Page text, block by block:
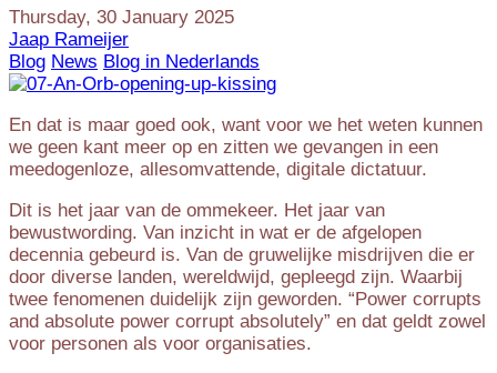
Thursday, 30 January 2025
Jaap Rameijer
Blog News Blog in Nederlands
En dat is maar goed ook, want voor we het weten kunnen
we geen kant meer op en zitten we gevangen in een
meedogenloze, allesomvattende, digitale dictatuur.
Dit is het jaar van de ommekeer. Het jaar van
bewustwording. Van inzicht in wat er de afgelopen
decennia gebeurd is. Van de gruwelijke misdrijven die er
door diverse landen, wereldwijd, gepleegd zijn. Waarbij
twee fenomenen duidelijk zijn geworden. “Power corrupts
and absolute power corrupt absolutely” en dat geldt zowel
voor personen als voor organisaties.